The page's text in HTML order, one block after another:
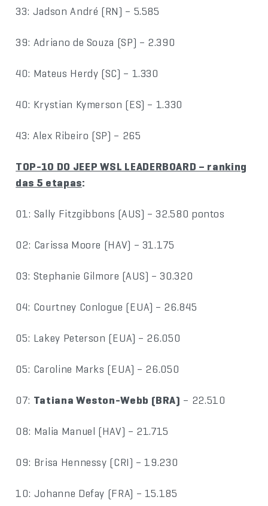
33: Jadson André (RN) – 5.585
39: Adriano de Souza (SP) – 2.390
40: Mateus Herdy (SC) – 1.330
40: Krystian Kymerson (ES) – 1.330
43: Alex Ribeiro (SP) – 265
TOP-10 DO JEEP WSL LEADERBOARD – ranking
das 5 etapas:
01: Sally Fitzgibbons (AUS) – 32.580 pontos
02: Carissa Moore (HAV) – 31.175
03: Stephanie Gilmore (AUS) – 30.320
04: Courtney Conlogue (EUA) – 26.845
05: Lakey Peterson (EUA) – 26.050
05: Caroline Marks (EUA) – 26.050
07: Tatiana Weston-Webb (BRA) – 22.510
08: Malia Manuel (HAV) – 21.715
09: Brisa Hennessy (CRI) – 19.230
10: Johanne Defay (FRA) – 15.185